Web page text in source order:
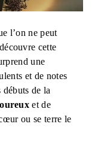
l’on ne peut
cette
une
et de notes
de la
et de
ou se terre le